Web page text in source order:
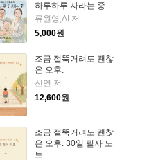
하루하루 자라는 중
류원영,AI 저
5,000원
조금 절뚝거려도 괜찮
은 오후.
선연 저
12,600원
조금 절뚝거려도 괜찮
은 오후. 30일 필사 노
트